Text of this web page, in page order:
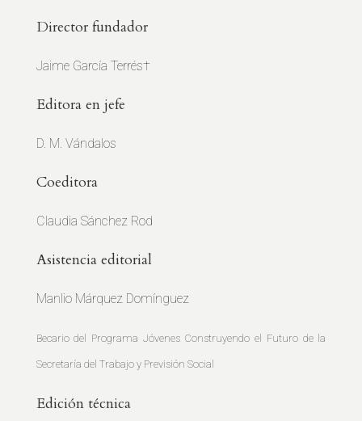
Director fundador
Jaime García Terrés†
Editora en jefe
D. M. Vándalos
Coeditora
Claudia Sánchez Rod
Asistencia editorial
Manlio Márquez Domínguez
Becario del Programa Jóvenes Construyendo el Futuro de la
Secretaría del Trabajo y Previsión Social
Edición técnica